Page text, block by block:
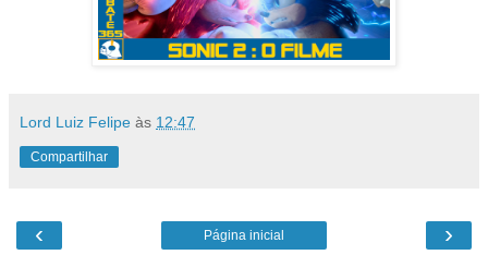
Lord Luiz Felipe às 12:47
Compartilhar
‹ ›
Página inicial